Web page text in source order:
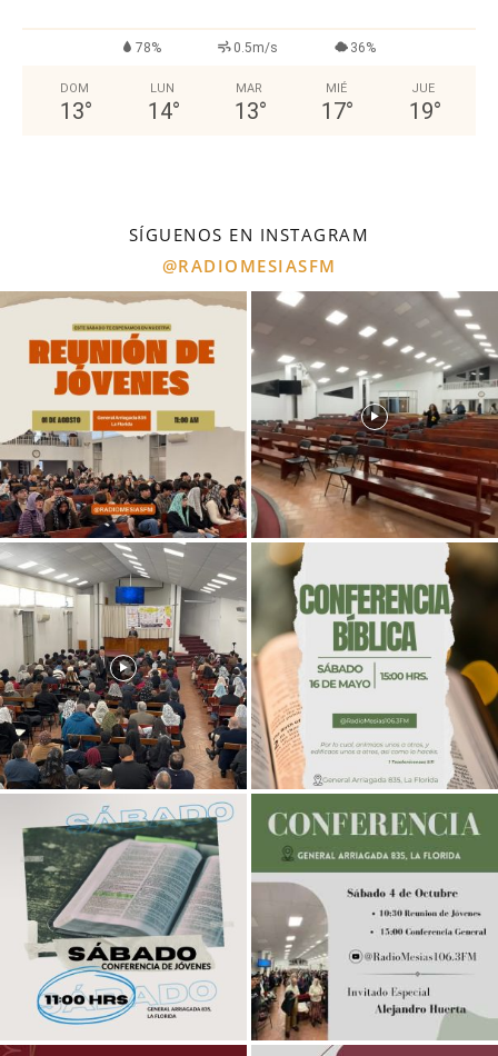
78% 0.5m/s 36%
DOM
13°
LUN
14°
MAR
13°
MIÉ
17°
JUE
19°
SÍGUENOS EN INSTAGRAM
@RADIOMESIASFM